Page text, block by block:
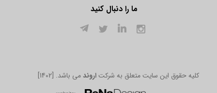
ما را دنبال کنید
[1402] .کلیه حقوق این سایت متعلق به شرکت اروندمی باشد